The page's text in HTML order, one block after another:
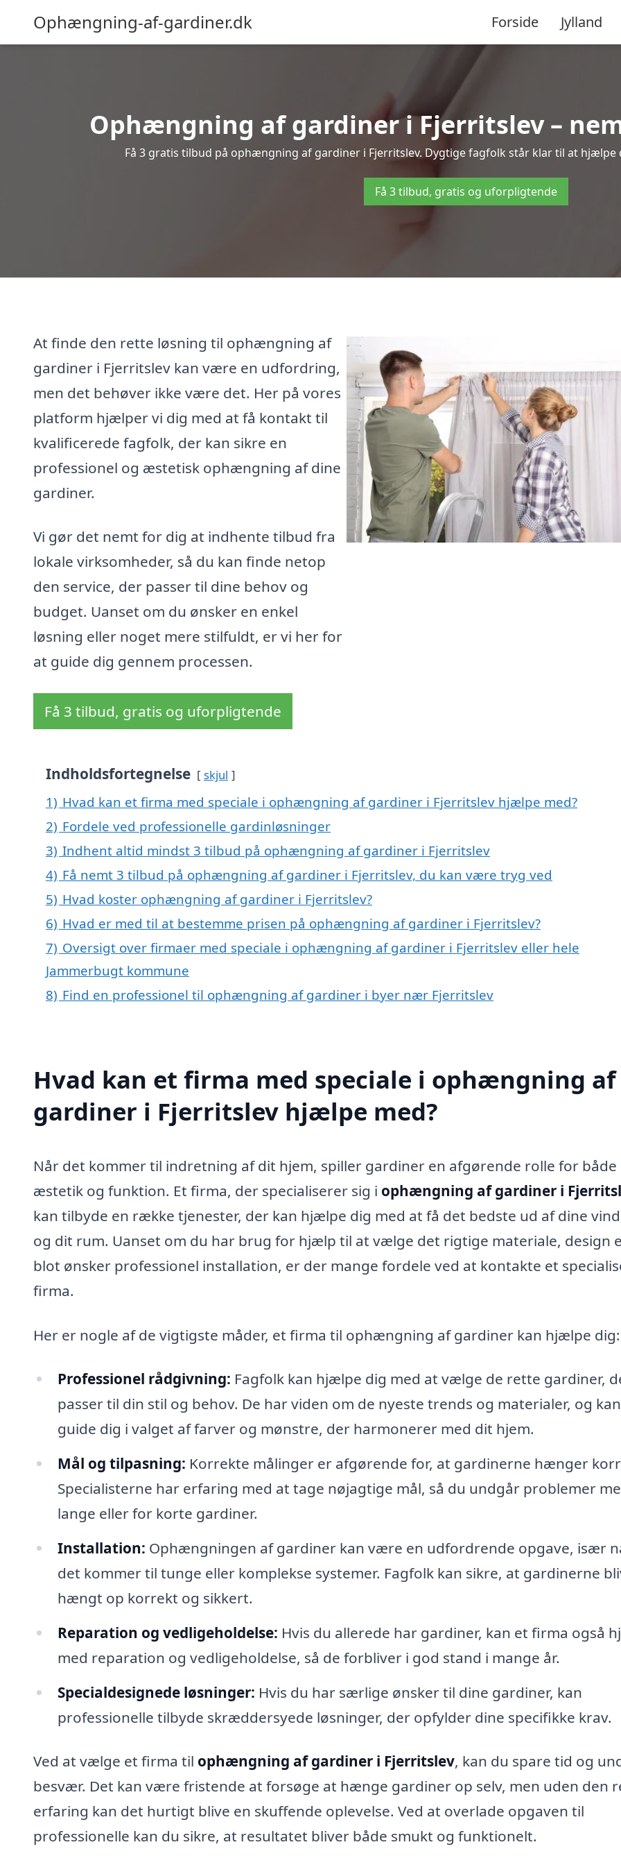
Ophængning-af-gardiner.dk Forside Jylland
Ophængning af gardiner i Fjerritslev –
Få 3 gratis tilbud på ophængning af gardiner i Fjerritslev. Dygtige fagfolk står klar til at
Få 3 tilbud, gratis og uforpligtende
At finde den rette løsning til ophængning af
gardiner i Fjerritslev kan være en udfordring,
men det behøver ikke være det. Her på vores
platform hjælper vi dig med at få kontakt til
kvalificerede fagfolk, der kan sikre en
professionel og æstetisk ophængning af dine
gardiner.
Vi gør det nemt for dig at indhente tilbud fra
lokale virksomheder, så du kan finde netop
den service, der passer til dine behov og
budget. Uanset om du ønsker en enkel
løsning eller noget mere stilfuldt, er vi her for
at guide dig gennem processen.
Få 3 tilbud, gratis og uforpligtende
Indholdsfortegnelse skjul
1) Hvad kan et firma med speciale i ophængning af gardiner i Fjerritslev hjælpe med?
2) Fordele ved professionelle gardinløsninger
3) Indhent altid mindst 3 tilbud på ophængning af gardiner i Fjerritslev
4) Få nemt 3 tilbud på ophængning af gardiner i Fjerritslev, du kan være tryg ved
5) Hvad koster ophængning af gardiner i Fjerritslev?
6) Hvad er med til at bestemme prisen på ophængning af gardiner i Fjerritslev?
7) Oversigt over firmaer med speciale i ophængning af gardiner i Fjerritslev eller hele
Jammerbugt kommune
8) Find en professionel til ophængning af gardiner i byer nær Fjerritslev
Hvad kan et firma med speciale i ophængning af
gardiner i Fjerritslev hjælpe med?
Når det kommer til indretning af dit hjem, spiller gardiner en afgørende rolle for både
æstetik og funktion. Et firma, der specialiserer sig i ophængning af gardiner i
kan tilbyde en række tjenester, der kan hjælpe dig med at få det bedste ud af dine
og dit rum. Uanset om du har brug for hjælp til at vælge det rigtige materiale, design
blot ønsker professionel installation, er der mange fordele ved at kontakte et
firma.
Her er nogle af de vigtigste måder, et firma til ophængning af gardiner kan hjælpe dig:
Professionel rådgivning: Fagfolk kan hjælpe dig med at vælge de rette gardiner,
passer til din stil og behov. De har viden om de nyeste trends og materialer, og kan
guide dig i valget af farver og mønstre, der harmonerer med dit hjem.
Mål og tilpasning: Korrekte målinger er afgørende for, at gardinerne hænger
Specialisterne har erfaring med at tage nøjagtige mål, så du undgår problemer
lange eller for korte gardiner.
Installation: Ophængningen af gardiner kan være en udfordrende opgave, især
det kommer til tunge eller komplekse systemer. Fagfolk kan sikre, at gardinerne
hængt op korrekt og sikkert.
Reparation og vedligeholdelse: Hvis du allerede har gardiner, kan et firma også
med reparation og vedligeholdelse, så de forbliver i god stand i mange år.
Specialdesignede løsninger: Hvis du har særlige ønsker til dine gardiner, kan
professionelle tilbyde skræddersyede løsninger, der opfylder dine specifikke krav.
Ved at vælge et firma til ophængning af gardiner i Fjerritslev, kan du spare tid og
besvær. Det kan være fristende at forsøge at hænge gardiner op selv, men uden den
erfaring kan det hurtigt blive en skuffende oplevelse. Ved at overlade opgaven til
professionelle kan du sikre, at resultatet bliver både smukt og funktionelt.